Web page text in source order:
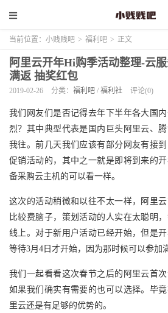
当前位置： 小贱贱吧 > 福利吧 > 正文
阿里云开年Hi购季活动整理-云
满返 抽奖红包
2019-02-26 分类： 福利吧 / 福利社 评论(0)
我们网友们是否记得去年下半年各大国
烈？其中典型代表是国内巨头阿里云、
我往。前几天我们应该有部分网友有接
促销活动的，其中之一就是即将到来的
备采购云主机的可以看一样。
这次的活动稍微和以往不太一样，阿里
比较费脑子，策划活动的人实在太聪明
线上。对于新用户活动已经开始，但是
等待3月4日才开始，因为那时候可以参加
我们一起看看这次春节之后的阿里云首
如果我们确实有需要的也可以选择。毕
里云还是有足够的优势的。